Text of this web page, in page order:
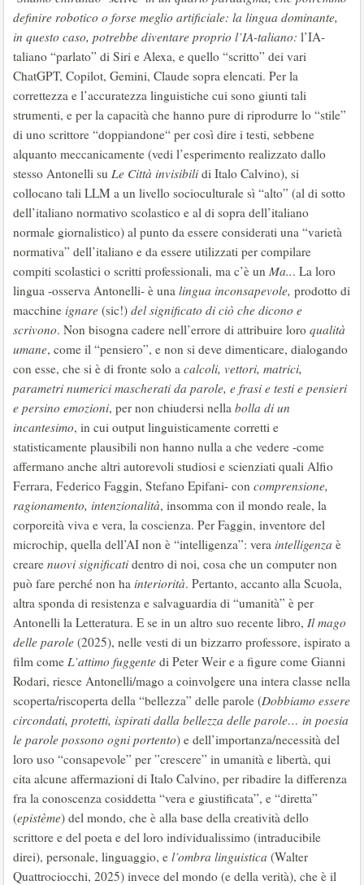
definire robotico o forse meglio artificiale: la lingua dominante,
in questo caso, potrebbe diventare proprio l’IA-taliano: l’IA-
taliano “parlato” di Siri e Alexa, e quello “scritto” dei vari
ChatGPT, Copilot, Gemini, Claude sopra elencati. Per la
correttezza e l’accuratezza linguistiche cui sono giunti tali
strumenti, e per la capacità che hanno pure di riprodurre lo “stile”
di uno scrittore “doppiandone“ per così dire i testi, sebbene
alquanto meccanicamente (vedi l’esperimento realizzato dallo
stesso Antonelli su Le Città invisibili di Italo Calvino), si
collocano tali LLM a un livello socioculturale sì “alto” (al di sotto
dell’italiano normativo scolastico e al di sopra dell’italiano
normale giornalistico) al punto da essere considerati una “varietà
normativa” dell’italiano e da essere utilizzati per compilare
compiti scolastici o scritti professionali, ma c’è un Ma... La loro
lingua -osserva Antonelli- è una lingua inconsapevole, prodotto di
macchine ignare (sic!) del significato di ciò che dicono e
scrivono. Non bisogna cadere nell’errore di attribuire loro qualità
umane, come il “pensiero”, e non si deve dimenticare, dialogando
con esse, che si è di fronte solo a calcoli, vettori, matrici,
parametri numerici mascherati da parole, e frasi e testi e pensieri
e persino emozioni, per non chiudersi nella bolla di un
incantesimo, in cui output linguisticamente corretti e
statisticamente plausibili non hanno nulla a che vedere -come
affermano anche altri autorevoli studiosi e scienziati quali Alfio
Ferrara, Federico Faggin, Stefano Epifani- con comprensione,
ragionamento, intenzionalità, insomma con il mondo reale, la
corporeità viva e vera, la coscienza. Per Faggin, inventore del
microchip, quella dell’AI non è “intelligenza”: vera intelligenza è
creare nuovi significati dentro di noi, cosa che un computer non
può fare perché non ha interiorità. Pertanto, accanto alla Scuola,
altra sponda di resistenza e salvaguardia di “umanità” è per
Antonelli la Letteratura. E se in un altro suo recente libro, Il mago
delle parole (2025), nelle vesti di un bizzarro professore, ispirato a
film come L’attimo fuggente di Peter Weir e a figure come Gianni
Rodari, riesce Antonelli/mago a coinvolgere una intera classe nella
scoperta/riscoperta della “bellezza” delle parole (Dobbiamo essere
circondati, protetti, ispirati dalla bellezza delle parole… in poesia
le parole possono ogni portento) e dell’importanza/necessità del
loro uso “consapevole” per ”crescere” in umanità e libertà, qui
cita alcune affermazioni di Italo Calvino, per ribadire la differenza
fra la conoscenza cosiddetta “vera e giustificata”, e “diretta”
(epistème) del mondo, che è alla base della creatività dello
scrittore e del poeta e del loro individualissimo (intraducibile
direi), personale, linguaggio, e l’ombra linguistica (Walter
Quattrociocchi, 2025) invece del mondo (e della verità), che è il